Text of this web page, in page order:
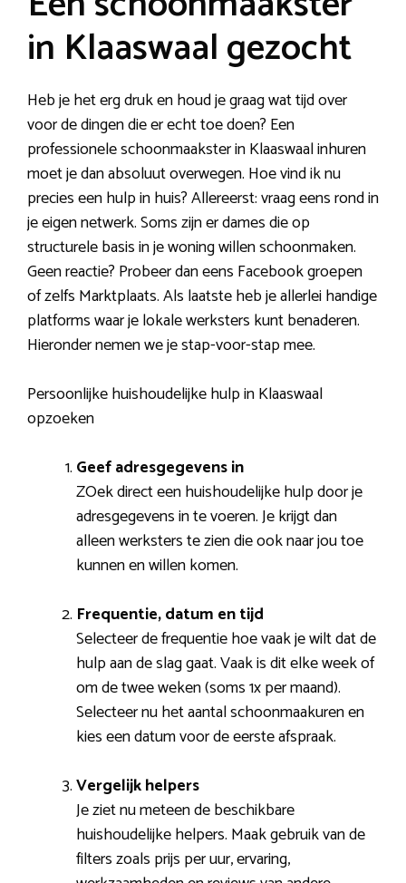
in Klaaswaal gezocht
Heb je het erg druk en houd je graag wat tijd over
voor de dingen die er echt toe doen? Een
professionele schoonmaakster in Klaaswaal inhuren
moet je dan absoluut overwegen. Hoe vind ik nu
precies een hulp in huis? Allereerst: vraag eens rond in
je eigen netwerk. Soms zijn er dames die op
structurele basis in je woning willen schoonmaken.
Geen reactie? Probeer dan eens Facebook groepen
of zelfs Marktplaats. Als laatste heb je allerlei handige
platforms waar je lokale werksters kunt benaderen.
Hieronder nemen we je stap-voor-stap mee.
Persoonlijke huishoudelijke hulp in Klaaswaal
opzoeken
Geef adresgegevens in
ZOek direct een huishoudelijke hulp door je
adresgegevens in te voeren. Je krijgt dan
alleen werksters te zien die ook naar jou toe
kunnen en willen komen.
Frequentie, datum en tijd
Selecteer de frequentie hoe vaak je wilt dat de
hulp aan de slag gaat. Vaak is dit elke week of
om de twee weken (soms 1x per maand).
Selecteer nu het aantal schoonmaakuren en
kies een datum voor de eerste afspraak.
Vergelijk helpers
Je ziet nu meteen de beschikbare
huishoudelijke helpers. Maak gebruik van de
filters zoals prijs per uur, ervaring,